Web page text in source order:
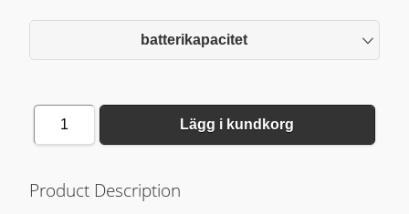
batterikapacitet
1 Lägg i kundkorg
Product Description